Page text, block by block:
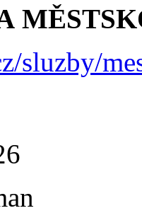
sluzby/